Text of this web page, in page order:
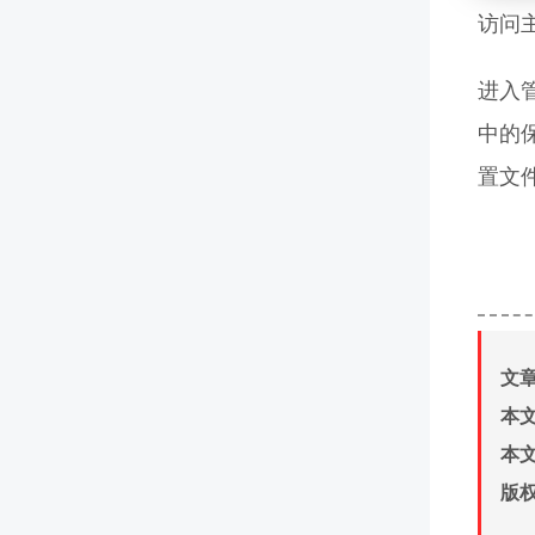
访问
进入
中的
置文
文
本
本
版